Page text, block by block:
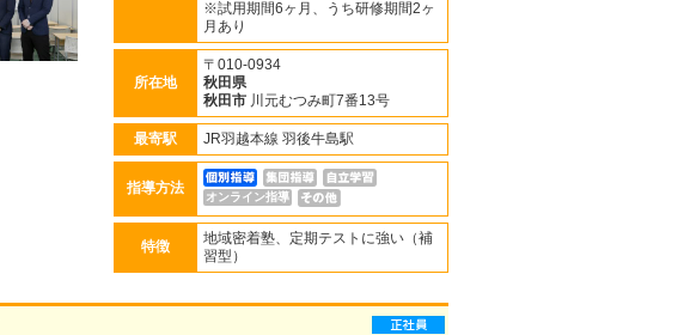
※試用期間6ヶ月、うち研修期間2ヶ
月あり
所在地
〒010-0934
秋田県
秋田市 川元むつみ町7番13号
最寄駅 JR羽越本線 羽後牛島駅
指導方法
オンライン指導
特徴
地域密着塾、定期テストに強い（補
習型）